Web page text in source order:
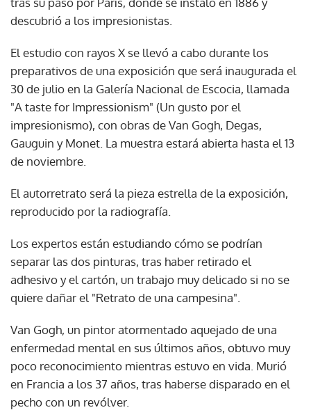
descubrió a los impresionistas.
El estudio con rayos X se llevó a cabo durante los
preparativos de una exposición que será inaugurada el
30 de julio en la Galería Nacional de Escocia, llamada
"A taste for Impressionism" (Un gusto por el
impresionismo), con obras de Van Gogh, Degas,
Gauguin y Monet. La muestra estará abierta hasta el 13
de noviembre.
El autorretrato será la pieza estrella de la exposición,
reproducido por la radiografía.
Los expertos están estudiando cómo se podrían
separar las dos pinturas, tras haber retirado el
adhesivo y el cartón, un trabajo muy delicado si no se
quiere dañar el "Retrato de una campesina".
Van Gogh, un pintor atormentado aquejado de una
enfermedad mental en sus últimos años, obtuvo muy
poco reconocimiento mientras estuvo en vida. Murió
en Francia a los 37 años, tras haberse disparado en el
pecho con un revólver.